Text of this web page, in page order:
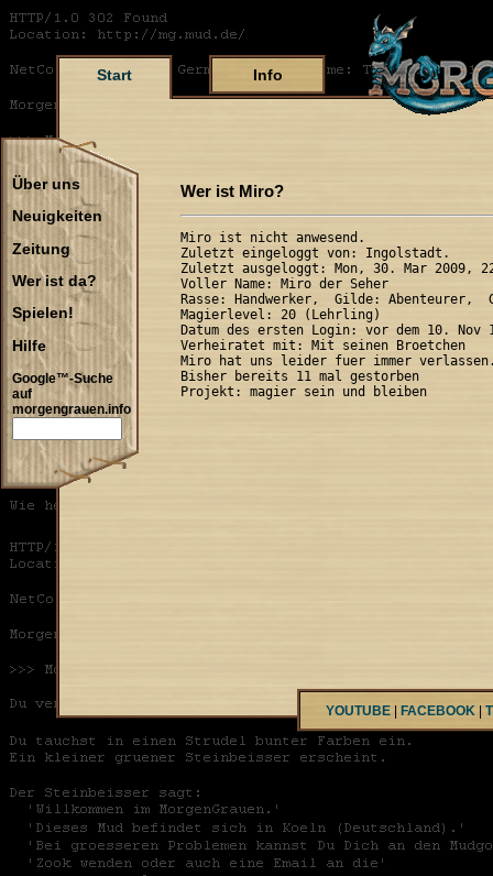
Start Info
Über uns
Neuigkeiten
Zeitung
Wer ist da?
Spielen!
Hilfe
Google™-Suche
auf
morgengrauen.info
Wer ist Miro?
Miro ist nicht anwesend.
Zuletzt eingeloggt von: Ingolstadt.
Zuletzt ausgeloggt: Mon, 30. Mar 2009,
Voller Name: Miro der Seher
Rasse: Handwerker,  Gilde: Abenteurer,
Magierlevel: 20 (Lehrling)
Datum des ersten Login: vor dem 10. Nov
Verheiratet mit: Mit seinen Broetchen
Miro hat uns leider fuer immer
Bisher bereits 11 mal gestorben
YOUTUBE FACEBOOK